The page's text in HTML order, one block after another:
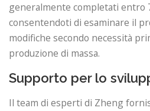
generalmente completati entro
consentendoti di esaminare il
modifiche secondo necessità
produzione di massa.
Supporto per lo
Il team di esperti di Zheng